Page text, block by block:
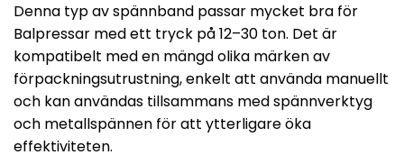
Denna typ av spännband passar mycket bra för
Balpressar med ett tryck på 12–30 ton. Det är
kompatibelt med en mängd olika märken av
förpackningsutrustning, enkelt att använda manuellt
och kan användas tillsammans med spännverktyg
och metallspännen för att ytterligare öka
effektiviteten.